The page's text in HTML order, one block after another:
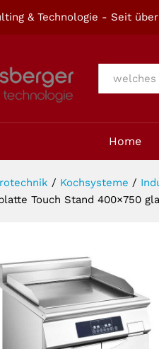
& Technologie - Seit
Alle
Home
/ Kochsysteme /
Touch Stand 400×750